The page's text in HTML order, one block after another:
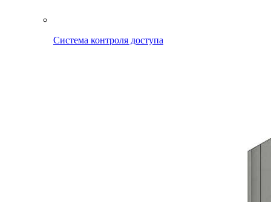
Система контроля доступа